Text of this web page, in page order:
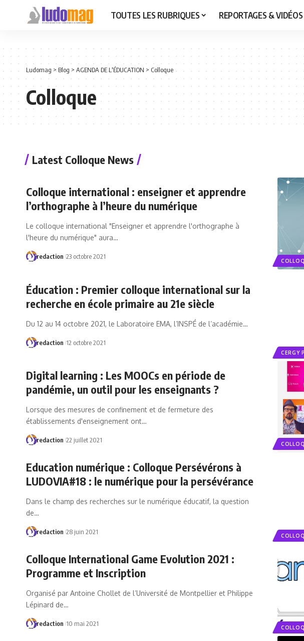
TOUTES LES RUBRIQUES REPORTAGES & VIDÉOS
Ludomag > Blog> AGENDA DE L'ÉDUCATION > Colloque
Colloque
Latest Colloque News
Colloque international : enseigner et apprendre
l’orthographe à l’heure du numérique
Le colloque international "Enseigner et apprendre l'orthographe à
l'heure du numérique" aura…
redaction 23 octobre 2021
CERGY
Éducation : Premier colloque international sur la
recherche en école primaire au 21e siècle
Du 12 au 14 octobre 2021, le Laboratoire EMA, l’INSPÉ de l’académie…
redaction 12 octobre 2021
Digital learning : Les MOOCs en période de
pandémie, un outil pour les enseignants ?
Lorsque des mesures de confinement et de fermeture des
établissements d'enseignement ont…
redaction 22 juillet 2021
Education numérique : Colloque Persévérons à
LUDOVIA#18 : le numérique pour la persévérance
Dans le champ des recherches sur le numérique éducatif, la question
de…
redaction 28 juin 2021
Colloque International Game Evolution 2021 :
Programme et Inscription
Organisé par Antoine Chollet de l’Université de Montpellier et Philippe
Lépinard de…
redaction 10 mai 2021